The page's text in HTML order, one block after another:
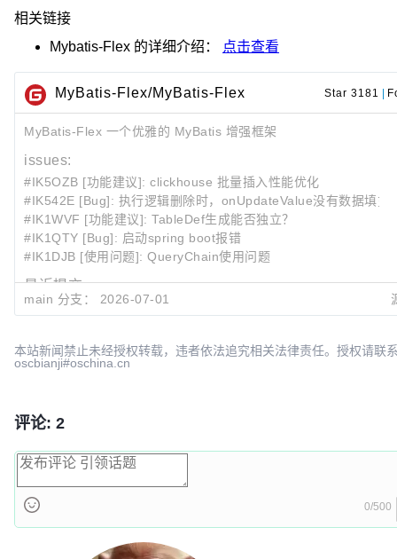
相关链接
Mybatis-Flex 的详细介绍： 点击查看
MyBatis-Flex/MyBatis-Flex Star 3181
MyBatis-Flex 一个优雅的 MyBatis 增强框架
issues:
#IK5OZB [功能建议]: clickhouse 批量插入性能优化
#IK542E [Bug]: 执行逻辑删除时，onUpdateValue没有数据填充
#IK1WVF [功能建议]: TableDef生成能否独立？
#IK1QTY [Bug]: 启动spring boot报错
#IK1DJB [使用问题]: QueryChain使用问题
最近提交:
9c63d0de fixed and close
https://gitee.com/mybatis-flex/
2d9026e9
build: v1.11.8 release (^.^)YYa!!
main 分支： 2026-07-01
本站新闻禁止未经授权转载，违者依法追究相关法律责任。授权请联
oscbianji#oschina.cn
评论: 2
0/500